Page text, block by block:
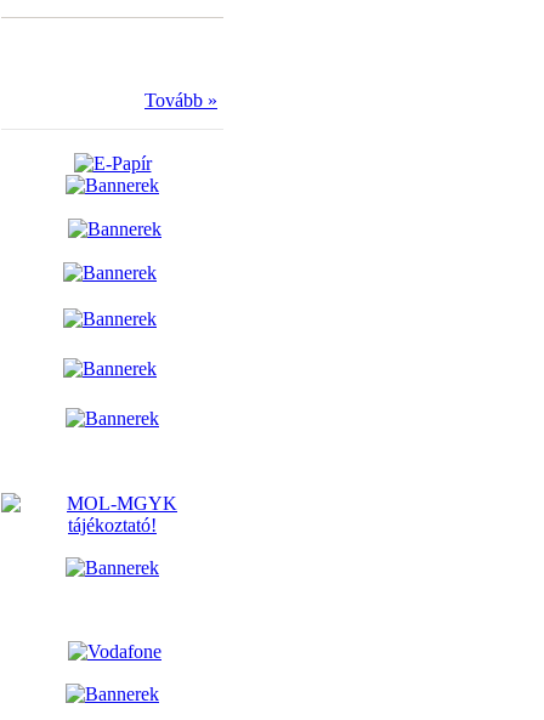
Tovább »